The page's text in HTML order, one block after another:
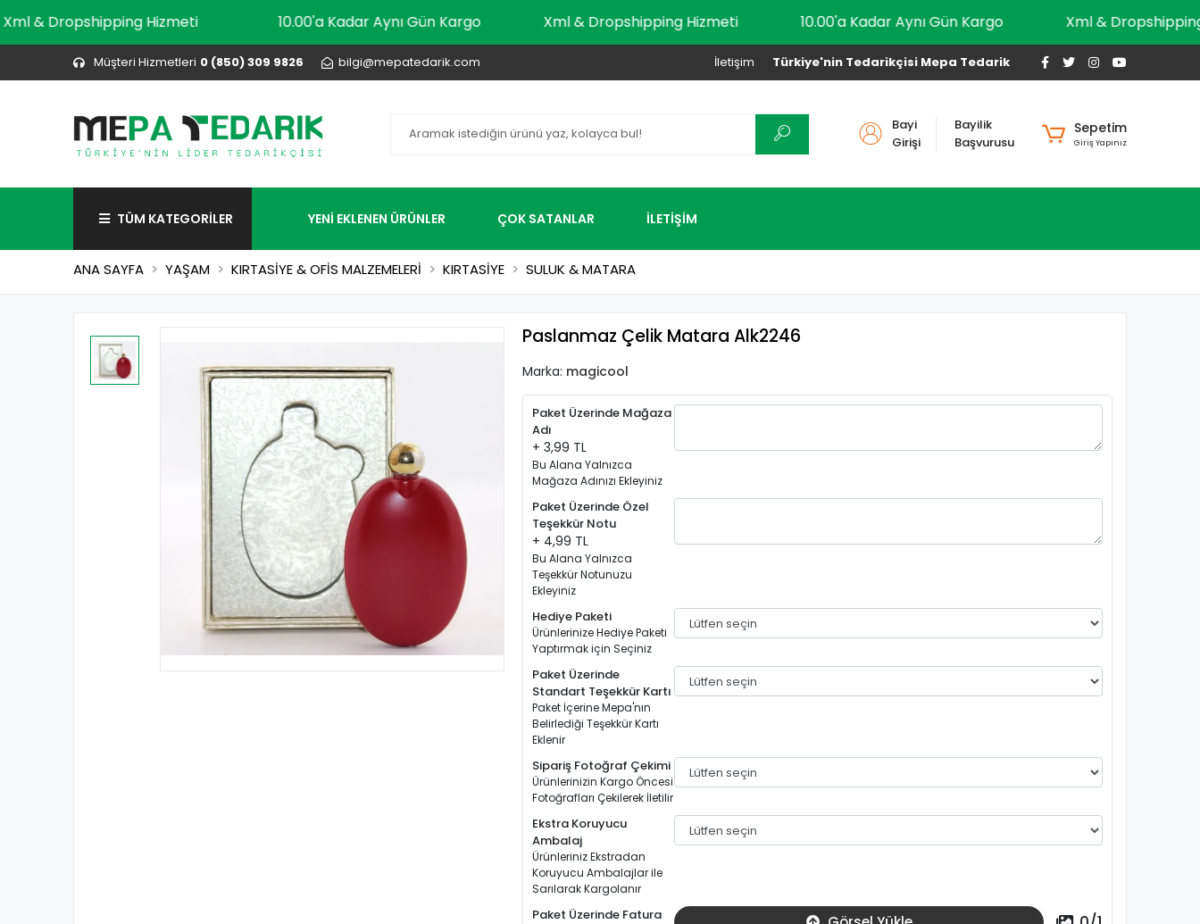
Xml & Dropshipping Hizmeti 10.00'a Kadar Aynı Gün Kargo Xml & Dropshipping Hizmeti 10.00'a Kadar Aynı Gün Kargo Xml &
Müşteri Hizmetleri 0 (850) 309 9826 bilgi@mepatedarik.com Türkiye'nin Tedarikçisi Mepa Tedarik
İletişim
Bayi
Girişi
Bayilik
Başvurusu
Sepetim
Giriş Yapınız
TÜM KATEGORİLER YENİ EKLENEN ÜRÜNLER ÇOK SATANLAR İLETİŞİM
ANA SAYFA YAŞAM KIRTASİYE & OFİS MALZEMELERİ KIRTASİYE SULUK & MATARA
Paslanmaz Çelik Matara Alk2246
Marka: magicool
Paket Üzerinde Mağaza
Adı
+ 3,99 TL
Bu Alana Yalnızca
Mağaza Adınızı Ekleyiniz
Paket Üzerinde Özel
Teşekkür Notu
+ 4,99 TL
Bu Alana Yalnızca
Teşekkür Notunuzu
Ekleyiniz
Hediye Paketi
Ürünlerinize Hediye Paketi
Yaptırmak için Seçiniz
Paket Üzerinde
Standart Teşekkür Kartı
Paket İçerine Mepa'nın
Belirlediği Teşekkür Kartı
Eklenir
Sipariş Fotoğraf Çekimi
Ürünlerinizin Kargo Öncesi
Fotoğrafları Çekilerek İletilir
Ekstra Koruyucu
Ambalaj
Ürünleriniz Ekstradan
Koruyucu Ambalajlar ile
Sarılarak Kargolanır
Paket Üzerinde Fatura